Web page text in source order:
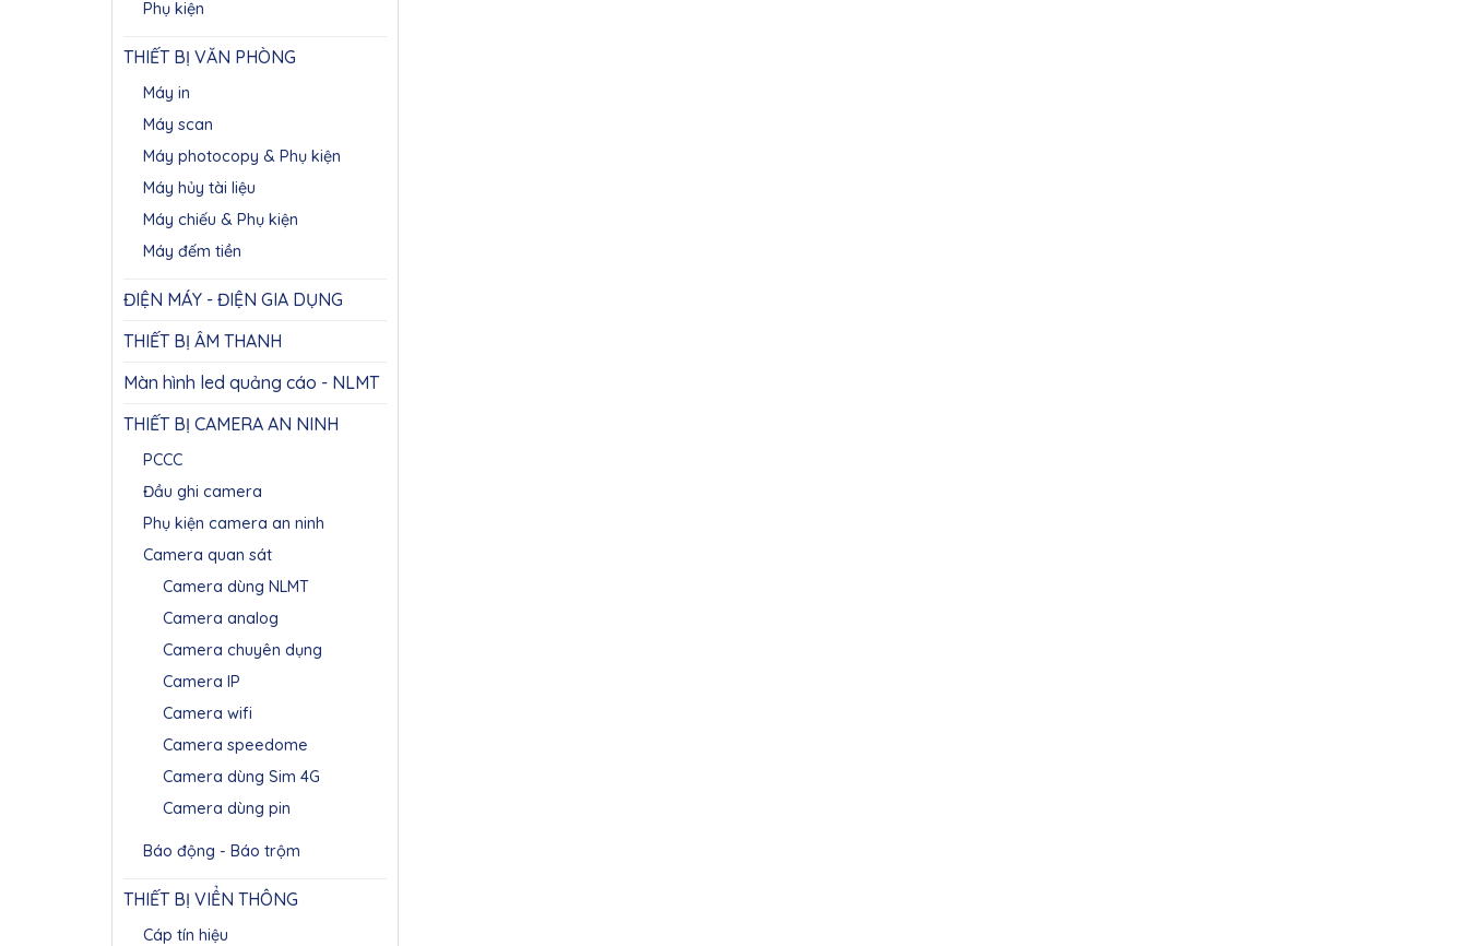
Phụ kiện
THIẾT BỊ VĂN PHÒNG
Máy in
Máy scan
Máy photocopy & Phụ kiện
Máy hủy tài liệu
Máy chiếu & Phụ kiện
Máy đếm tiền
ĐIỆN MÁY - ĐIỆN GIA DỤNG
THIẾT BỊ ÂM THANH
Màn hình led quảng cáo - NLMT
THIẾT BỊ CAMERA AN NINH
PCCC
Đầu ghi camera
Phụ kiện camera an ninh
Camera quan sát
Camera dùng NLMT
Camera analog
Camera chuyên dụng
Camera IP
Camera wifi
Camera speedome
Camera dùng Sim 4G
Camera dùng pin
Báo động - Báo trộm
THIẾT BỊ VIỂN THÔNG
Cáp tín hiệu